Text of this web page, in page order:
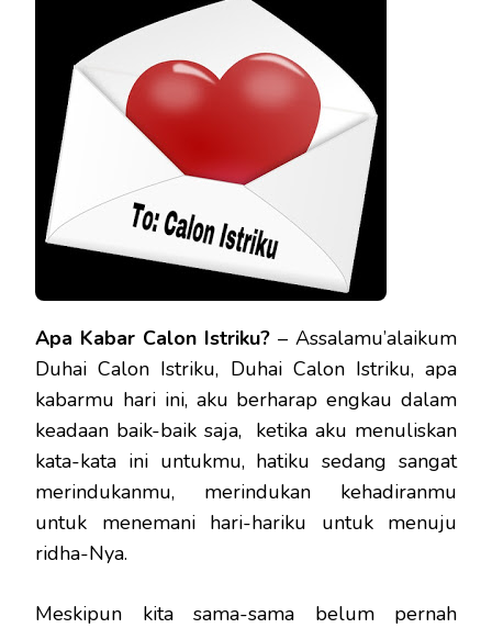
Apa Kabar Calon Istriku? – Assalamu’alaikum
Duhai Calon Istriku, Duhai Calon Istriku, apa
kabarmu hari ini, aku berharap engkau dalam
keadaan baik-baik saja, ketika aku menuliskan
kata-kata ini untukmu, hatiku sedang sangat
merindukanmu, merindukan kehadiranmu
untuk menemani hari-hariku untuk menuju
ridha-Nya.
Meskipun kita sama-sama belum pernah